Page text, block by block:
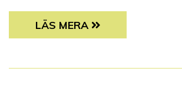
SENIORERNA AVGÖR TAKTEN
LÄS MERA